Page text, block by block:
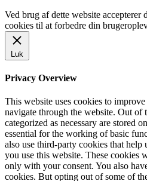
Ved brug af dette website accepterer
cookies til at forbedre din
Luk
Privacy Overview
This website uses cookies to
navigate through the website. Out of
categorized as necessary are stored
essential for the working of basic
also use third-party cookies that help
you use this website. These cookies
only with your consent. You also
cookies. But opting out of some of